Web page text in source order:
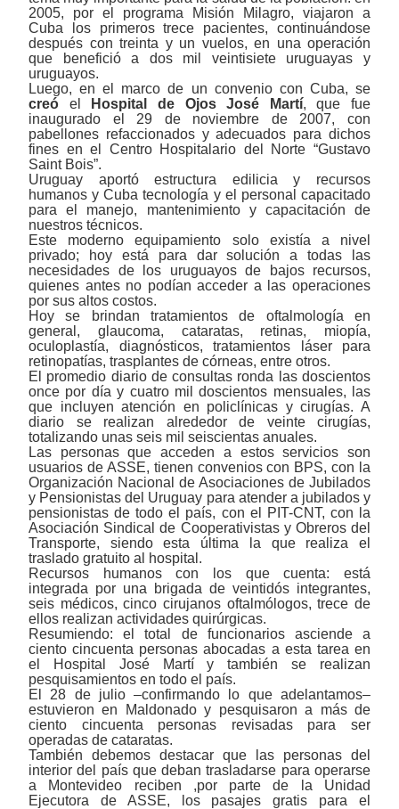
2005, por el programa Misión Milagro, viajaron a
Cuba los primeros trece pacientes, continuándose
después con treinta y un vuelos, en una operación
que benefició a dos mil veintisiete uruguayas y
uruguayos.
Luego, en el marco de un convenio con Cuba, se
creó el Hospital de Ojos José Martí, que fue
inaugurado el 29 de noviembre de 2007, con
pabellones refaccionados y adecuados para dichos
fines en el Centro Hospitalario del Norte “Gustavo
Saint Bois”.
Uruguay aportó estructura edilicia y recursos
humanos y Cuba tecnología y el personal capacitado
para el manejo, mantenimiento y capacitación de
nuestros técnicos.
Este moderno equipamiento solo existía a nivel
privado; hoy está para dar solución a todas las
necesidades de los uruguayos de bajos recursos,
quienes antes no podían acceder a las operaciones
por sus altos costos.
Hoy se brindan tratamientos de oftalmología en
general, glaucoma, cataratas, retinas, miopía,
oculoplastía, diagnósticos, tratamientos láser para
retinopatías, trasplantes de córneas, entre otros.
El promedio diario de consultas ronda las doscientos
once por día y cuatro mil doscientos mensuales, las
que incluyen atención en policlínicas y cirugías. A
diario se realizan alrededor de veinte cirugías,
totalizando unas seis mil seiscientas anuales.
Las personas que acceden a estos servicios son
usuarios de ASSE, tienen convenios con BPS, con la
Organización Nacional de Asociaciones de Jubilados
y Pensionistas del Uruguay para atender a jubilados y
pensionistas de todo el país, con el PIT-CNT, con la
Asociación Sindical de Cooperativistas y Obreros del
Transporte, siendo esta última la que realiza el
traslado gratuito al hospital.
Recursos humanos con los que cuenta: está
integrada por una brigada de veintidós integrantes,
seis médicos, cinco cirujanos oftalmólogos, trece de
ellos realizan actividades quirúrgicas.
Resumiendo: el total de funcionarios asciende a
ciento cincuenta personas abocadas a esta tarea en
el Hospital José Martí y también se realizan
pesquisamientos en todo el país.
El 28 de julio ‒confirmando lo que adelantamos‒
estuvieron en Maldonado y pesquisaron a más de
ciento cincuenta personas revisadas para ser
operadas de cataratas.
También debemos destacar que las personas del
interior del país que deban trasladarse para operarse
a Montevideo reciben ,por parte de la Unidad
Ejecutora de ASSE, los pasajes gratis para el